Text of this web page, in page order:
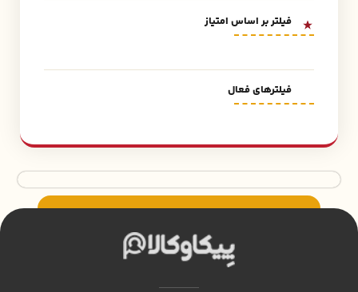
فیلتر بر اساس امتیاز
فیلترهای فعال